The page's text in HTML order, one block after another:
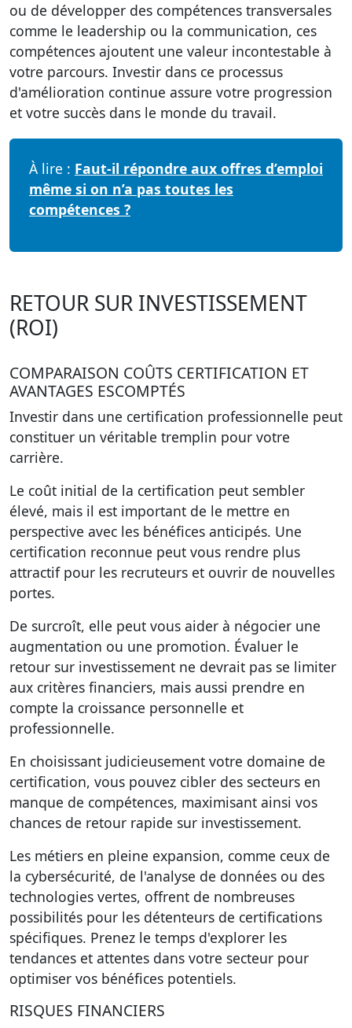
ou de développer des compétences transversales
comme le leadership ou la communication, ces
compétences ajoutent une valeur incontestable à
votre parcours. Investir dans ce processus
d'amélioration continue assure votre progression
et votre succès dans le monde du travail.
À lire : Faut-il répondre aux offres d’emploi
même si on n’a pas toutes les
compétences ?
RETOUR SUR INVESTISSEMENT
(ROI)
COMPARAISON COÛTS CERTIFICATION ET
AVANTAGES ESCOMPTÉS
Investir dans une certification professionnelle peut
constituer un véritable tremplin pour votre
carrière.
Le coût initial de la certification peut sembler
élevé, mais il est important de le mettre en
perspective avec les bénéfices anticipés. Une
certification reconnue peut vous rendre plus
attractif pour les recruteurs et ouvrir de nouvelles
portes.
De surcroît, elle peut vous aider à négocier une
augmentation ou une promotion. Évaluer le
retour sur investissement ne devrait pas se limiter
aux critères financiers, mais aussi prendre en
compte la croissance personnelle et
professionnelle.
En choisissant judicieusement votre domaine de
certification, vous pouvez cibler des secteurs en
manque de compétences, maximisant ainsi vos
chances de retour rapide sur investissement.
Les métiers en pleine expansion, comme ceux de
la cybersécurité, de l'analyse de données ou des
technologies vertes, offrent de nombreuses
possibilités pour les détenteurs de certifications
spécifiques. Prenez le temps d'explorer les
tendances et attentes dans votre secteur pour
optimiser vos bénéfices potentiels.
RISQUES FINANCIERS